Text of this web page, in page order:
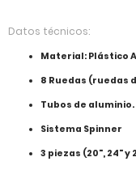
Datos técnicos:
Material: Plástico
8 Ruedas (ruedas
Tubos de aluminio.
Sistema Spinner
3 piezas (20", 24" y